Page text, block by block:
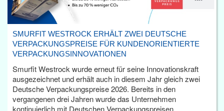
SMURFIT WESTROCK ERHÄLT ZWEI DEUTSCHE
VERPACKUNGSPREISE FÜR KUNDENORIENTIERTE
VERPACKUNGSINNOVATIONEN
Smurfit Westrock wurde erneut für seine Innovationskraft
ausgezeichnet und erhält auch in diesem Jahr gleich zwei
Deutsche Verpackungspreise 2026. Bereits in den
vergangenen drei Jahren wurde das Unternehmen
kontinuierlich mit Deutschen Verpackungspreisen